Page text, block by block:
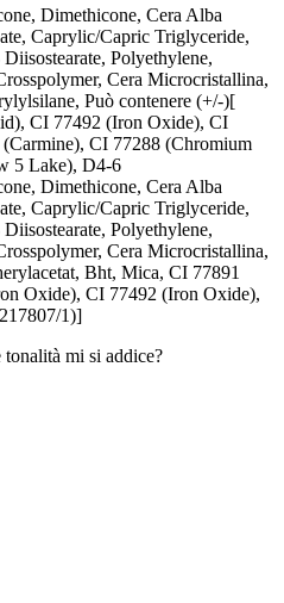
Dimethicone, Cera Alba
Caprylic/Capric Triglyceride,
Polyethylene,
Cera Microcristallina,
Può contenere (+/-)[
CI 77492 (Iron Oxide), CI
CI 77288 (Chromium
5 Lake), D4-6
Dimethicone, Cera Alba
Caprylic/Capric Triglyceride,
Polyethylene,
Cera Microcristallina,
Bht, Mica, CI 77891
Oxide), CI 77492 (Iron Oxide),
1)]
mi si addice?